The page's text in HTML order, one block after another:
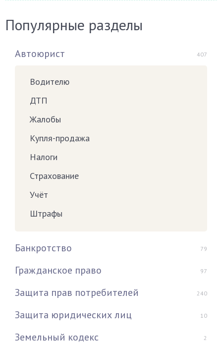
Популярные разделы
Автоюрист 407
Водителю
ДТП
Жалобы
Купля-продажа
Налоги
Страхование
Учёт
Штрафы
Банкротство 79
Гражданское право 97
Защита прав потребителей 240
Защита юридических лиц 10
Земельный кодекс 2